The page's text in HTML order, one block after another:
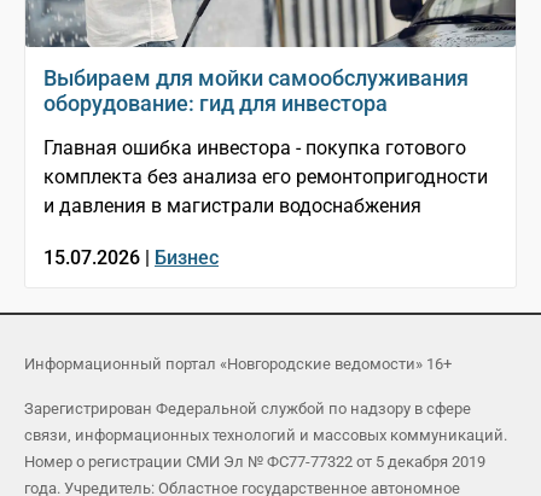
Выбираем для мойки самообслуживания
оборудование: гид для инвестора
Главная ошибка инвестора - покупка готового
комплекта без анализа его ремонтопригодности
и давления в магистрали водоснабжения
15.07.2026 | Бизнес
Информационный портал «Новгородские ведомости» 16+
Зарегистрирован Федеральной службой по надзору в сфере
связи, информационных технологий и массовых коммуникаций.
Номер о регистрации СМИ Эл № ФС77-77322 от 5 декабря 2019
года. Учредитель: Областное государственное автономное